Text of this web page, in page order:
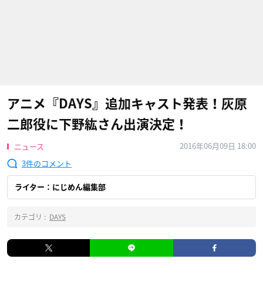
アニメ『DAYS』追加キャスト発表！灰原
二郎役に下野紘さん出演決定！
ニュース
2016年06月09日 18:00
3
ライター：にじめん編集部
カテゴリ : DAYS